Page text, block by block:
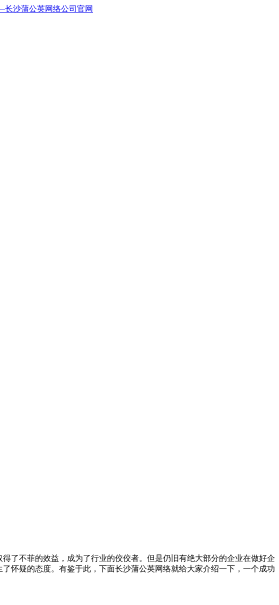
了不菲的效益，成为了行业的佼佼者。但是仍旧有绝大部分的企业在做好企
怀疑的态度。有鉴于此，下面长沙蒲公英网络就给大家介绍一下，一个成功